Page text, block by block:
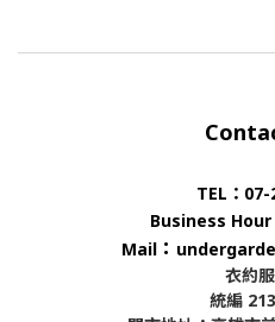
TEL：
Business Hour
Mail ：
衣約
統編